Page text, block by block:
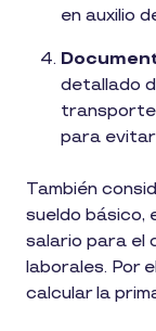
en auxilio
detallado
transporte
para evitar
También
sueldo básico,
salario para el
laborales. Por
calcular la